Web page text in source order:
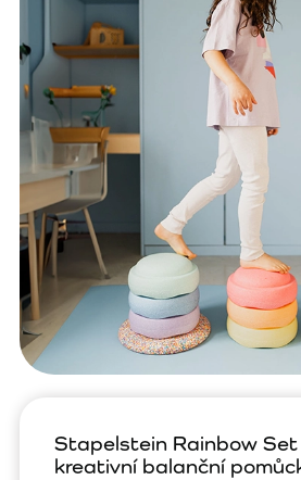
Stapelstein Rainbow
kreativní balanční